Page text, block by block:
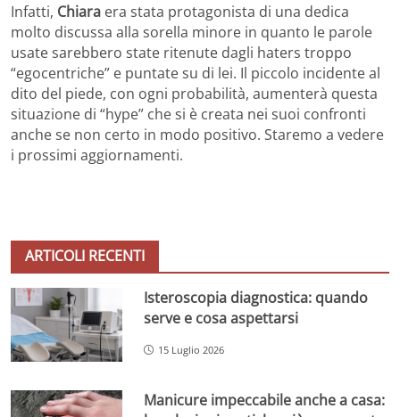
Infatti, Chiara era stata protagonista di una dedica
molto discussa alla sorella minore in quanto le parole
usate sarebbero state ritenute dagli haters troppo
“egocentriche” e puntate su di lei. Il piccolo incidente al
dito del piede, con ogni probabilità, aumenterà questa
situazione di “hype” che si è creata nei suoi confronti
anche se non certo in modo positivo. Staremo a vedere
i prossimi aggiornamenti.
ARTICOLI RECENTI
Isteroscopia diagnostica: quando
serve e cosa aspettarsi
15 Luglio 2026
Manicure impeccabile anche a casa: